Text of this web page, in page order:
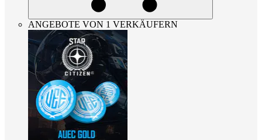
ANGEBOTE VON 1 VERKÄUFERN